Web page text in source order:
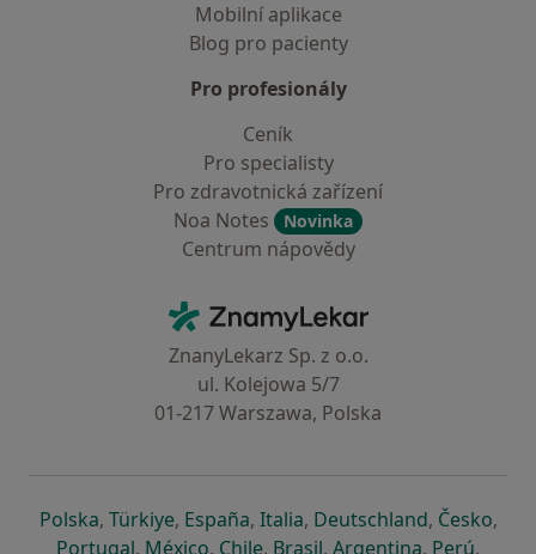
Mobilní aplikace
Blog pro pacienty
Pro profesionály
Ceník
Pro specialisty
Pro zdravotnická zařízení
Noa Notes
Novinka
Centrum nápovědy
ZnamyLekar - Hlavní stránka
ZnanyLekarz Sp. z o.o.
ul. Kolejowa 5/7
01-217 Warszawa, Polska
Polskase otevře v nové záložce
, Türkiyese otevře v nové záložce
, Españase otevře v nové záložce
, Italiase otevře v nové záložce
, Deutschlandse otevře v
, Českose
,
Portugalse otevře v nové záložce
, Méxicose otevře v nové záložce
, Chilese otevře v nové záložce
, Brasilse otevře v nové
, Argentinase otevře v
, Perúse
,